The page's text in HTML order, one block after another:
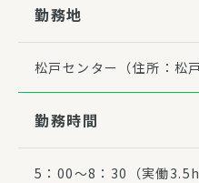
勤務地
松戸センター（住所：松
勤務時間
5：00〜8：30（実働3.5h